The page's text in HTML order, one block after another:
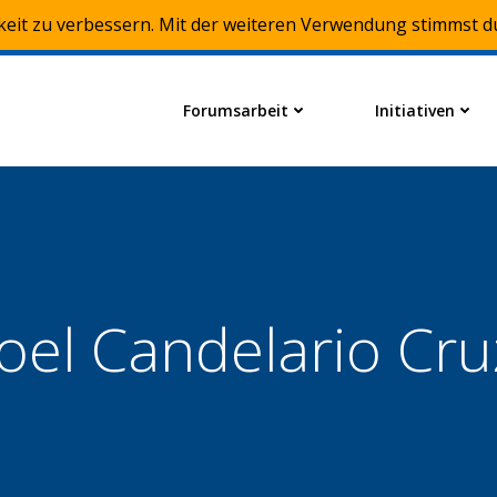
Forumsarbeit Initiativen
Candelario
zu verbessern. Mit der weiteren Verwendung stimmst